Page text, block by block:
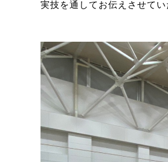
実技を通してお伝えさせてい